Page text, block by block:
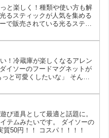
す。 ダイソーのペーパーシー
のペーパー...
と楽しく！種類や使い方も解
るスティックが人気を集める
で販売されている光るスティ
徹底解剖！種類や使い方、選
イソーの光るスティックが人
、ダイソーの光るスティッ
1つ100円と...
！冷蔵庫が楽しくなるアレン
イソーのフードマグネットが
と可愛くしたいな」 そんな
す。 今回は、そんなダイソー
をもっと楽しくするアレンジ
ドマグネット｜3つの魅力
のフードマグネッ...
び道具として最適と話題に。
テムみたいです。 ダイソーの
50円！！ コスパ！！！！